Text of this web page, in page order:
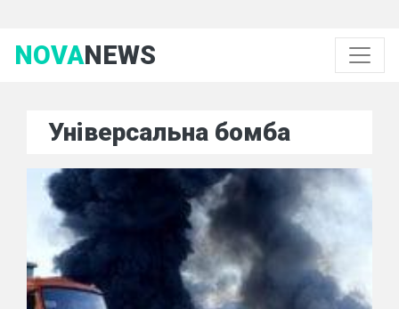
NOVANEWS
Універсальна бомба